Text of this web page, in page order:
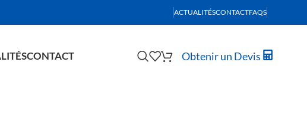
ACTUALITÉSCONTACTFAQS
CONTACT Obtenir un Devis